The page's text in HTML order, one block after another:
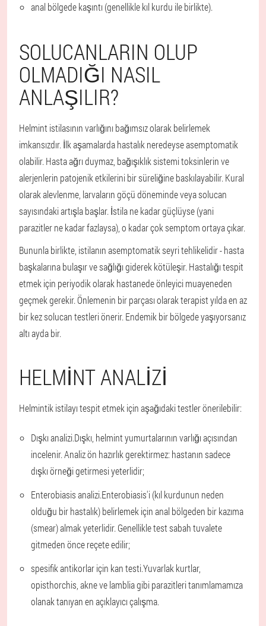
anal bölgede kaşıntı (genellikle kıl kurdu ile birlikte).
SOLUCANLARIN OLUP
OLMADIĞI NASIL
ANLAŞILIR?
Helmint istilasının varlığını bağımsız olarak belirlemek
imkansızdır. İlk aşamalarda hastalık neredeyse asemptomatik
olabilir. Hasta ağrı duymaz, bağışıklık sistemi toksinlerin ve
alerjenlerin patojenik etkilerini bir süreliğine baskılayabilir. Kural
olarak alevlenme, larvaların göçü döneminde veya solucan
sayısındaki artışla başlar. İstila ne kadar güçlüyse (yani
parazitler ne kadar fazlaysa), o kadar çok semptom ortaya çıkar.
Bununla birlikte, istilanın asemptomatik seyri tehlikelidir - hasta
başkalarına bulaşır ve sağlığı giderek kötüleşir. Hastalığı tespit
etmek için periyodik olarak hastanede önleyici muayeneden
geçmek gerekir. Önlemenin bir parçası olarak terapist yılda en az
bir kez solucan testleri önerir. Endemik bir bölgede yaşıyorsanız
altı ayda bir.
HELMINT ANALIZI
Helmintik istilayı tespit etmek için aşağıdaki testler önerilebilir:
Dışkı analizi.Dışkı, helmint yumurtalarının varlığı açısından
incelenir. Analiz ön hazırlık gerektirmez: hastanın sadece
dışkı örneği getirmesi yeterlidir;
Enterobiasis analizi.Enterobiasis'i (kıl kurdunun neden
olduğu bir hastalık) belirlemek için anal bölgeden bir kazıma
(smear) almak yeterlidir. Genellikle test sabah tuvalete
gitmeden önce reçete edilir;
spesifik antikorlar için kan testi.Yuvarlak kurtlar,
opisthorchis, akne ve lamblia gibi parazitleri tanımlamamıza
olanak tanıyan en açıklayıcı çalışma.